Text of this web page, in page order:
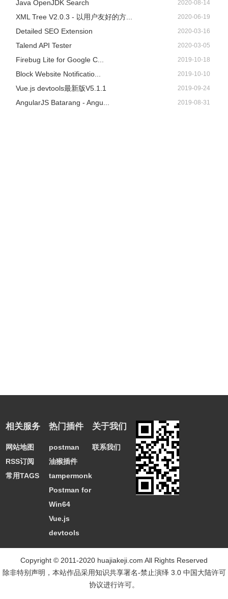
Java OpenJDK Search 2020-08-14
XML Tree V2.0.3 - 以用户友好的方... 2020-06-19
Detailed SEO Extension 2020-03-16
Talend API Tester 2020-03-05
Firebug Lite for Google C... 2019-10-18
Block Website Notificatio... 2019-10-10
Vue.js devtools最新版V5.1.1 2019-09-24
AngularJS Batarang - Angu... 2019-08-31
相关服务
网站地图
RSS订阅
常用TAGS
热门插件
postman
油猴插件
tampermonkey
Postman for
Win64
Vue.js
devtools
关于我们
联系我们
Copyright © 2011-2020 huajiakeji.com All Rights Reserved
除非特别声明，本站作品采用知识共享署名-禁止演绎 3.0 中国大陆许可
协议进行许可。